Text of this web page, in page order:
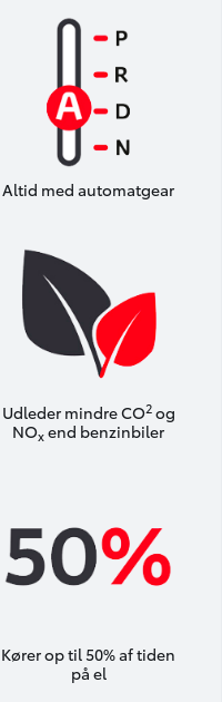
Altid med automatgear
Udleder mindre CO2og
NOxend benzinbiler
Kører op til 50% af tiden
på el